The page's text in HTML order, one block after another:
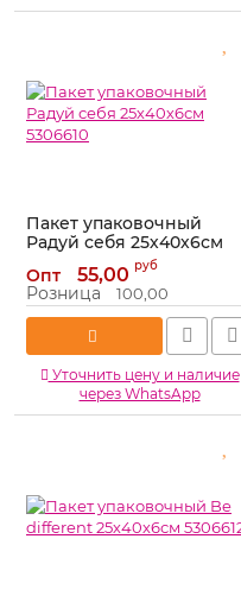
Пакет упаковочный
Радуй себя 25х40х6см
Артикул: 5306610
Опт 55,00 руб
Розница 100,00
Уточнить цену и наличие
через WhatsApp